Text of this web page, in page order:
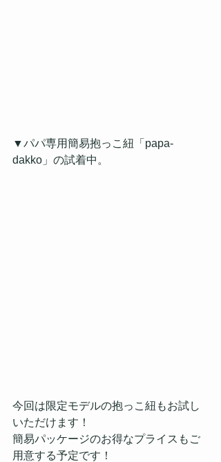
▼パパ専用簡易抱っこ紐「papa-
dakko」の試着中。
今回は限定モデルの抱っこ紐もお試し
いただけます！
簡易パッケージのお得なプライスもご
用意する予定です！